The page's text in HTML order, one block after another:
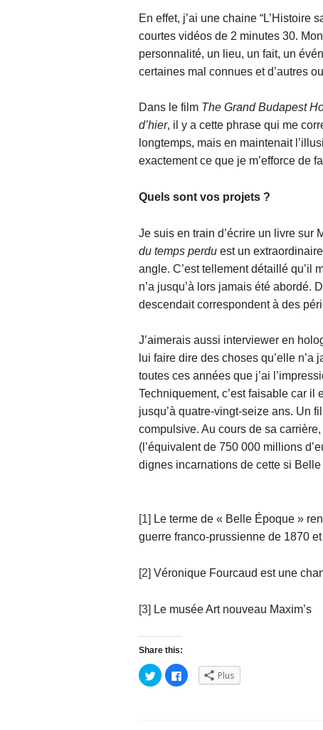
En effet, j’ai une chaine “L’Histoire
courtes vidéos de 2 minutes 30.
personnalité, un lieu, un fait, un
certaines mal connues et d’autres
Dans le film The Grand Budapest
d’hier, il y a cette phrase qui me
longtemps, mais en maintenait
exactement ce que je m’efforce de
Quels sont vos projets ?
Je suis en train d’écrire un livre sur
du temps perduest un
angle. C’est tellement détaillé qu’il
n’a jusqu’à lors jamais été abordé.
descendait correspondent à des
J’aimerais aussi interviewer en
lui faire dire des choses qu’elle n’a
toutes ces années que j’ai
Techniquement, c’est faisable car il
jusqu’à quatre-vingt-seize ans. Un
compulsive. Au cours de sa
(l’équivalent de 750 000 millions
dignes incarnations de cette si Belle
[1] Le terme de « Belle Époque »
guerre franco-prussienne de 1870
[2] Véronique Fourcaud est une
[3] Le musée Art nouveau Maxim’s
Share this:
C
l
C
l Plus